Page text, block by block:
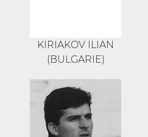
KIRIAKOV ILIAN
(BULGARIE)